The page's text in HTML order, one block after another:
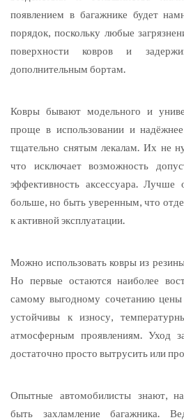
появлением в багажнике будет
порядок, поскольку любые
поверхности ковров и
дополнительным бортам.
Ковры бывают модельного и
проще в использовании и
тщательно снятым лекалам. Их не
что исключает возможность
эффективность аксессуара. Лучше
больше, но быть уверенным, что
к активной эксплуатации.
Можно использовать ковры из
Но первые остаются наиболее
самому выгодному сочетанию
устойчивы к износу,
атмосферным проявлениям. Уход
достаточно просто вытрусить или
Опытные автомобилисты знают,
быть захламление багажника.